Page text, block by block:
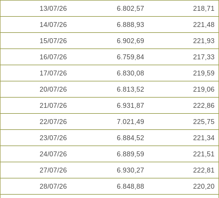
13/07/26 6.802,57 218,71
14/07/26 6.888,93 221,48
15/07/26 6.902,69 221,93
16/07/26 6.759,84 217,33
17/07/26 6.830,08 219,59
20/07/26 6.813,52 219,06
21/07/26 6.931,87 222,86
22/07/26 7.021,49 225,75
23/07/26 6.884,52 221,34
24/07/26 6.889,59 221,51
27/07/26 6.930,27 222,81
28/07/26 6.848,88 220,20